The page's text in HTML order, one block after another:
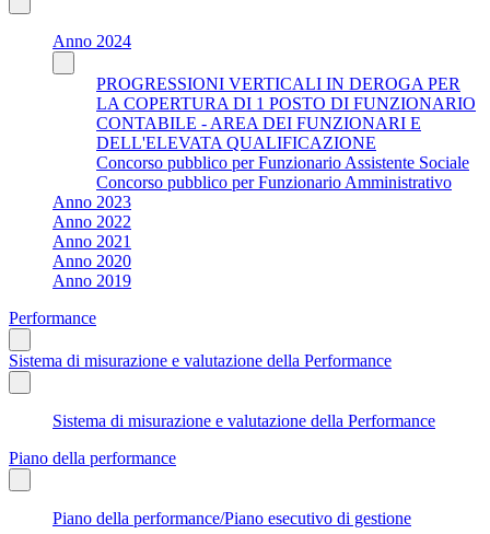
Anno 2024
PROGRESSIONI VERTICALI IN DEROGA PER
LA COPERTURA DI 1 POSTO DI FUNZIONARIO
CONTABILE - AREA DEI FUNZIONARI E
DELL'ELEVATA QUALIFICAZIONE
Concorso pubblico per Funzionario Assistente Sociale
Concorso pubblico per Funzionario Amministrativo
Anno 2023
Anno 2022
Anno 2021
Anno 2020
Anno 2019
Performance
Sistema di misurazione e valutazione della Performance
Sistema di misurazione e valutazione della Performance
Piano della performance
Piano della performance/Piano esecutivo di gestione